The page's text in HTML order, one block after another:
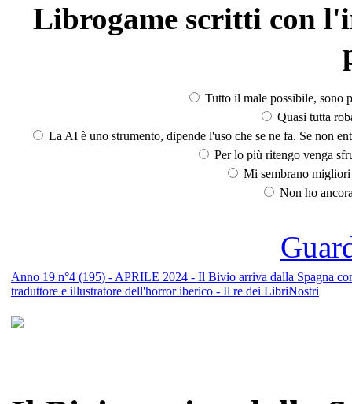
Librogame scritti con
Tutto il male possibile, sono
Quasi tutta
La AI è uno strumento, dipende l'uso che se ne fa. Se non
Per lo più ritengo venga
Mi sembrano
Non ho
Anno 19 n°4 (195) - APRILE 2024 - Il Bivio arriva dalla Spagna
traduttore e illustratore dell'horror iberico - Il re dei LibriNostri